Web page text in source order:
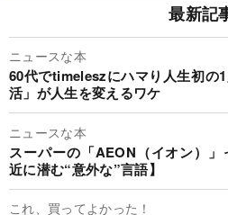
最新記
ニュースな本
60代でtimeleszにハマり人生初の
活」が人生を変えるワケ
ニュースな本
スーパーの「AEON（イオン）
近に潜む“意外な”言語】
これ、買ってよかった！